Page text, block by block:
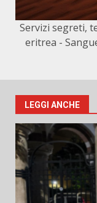
Servizi segreti,
eritrea -
LEGGI ANCHE